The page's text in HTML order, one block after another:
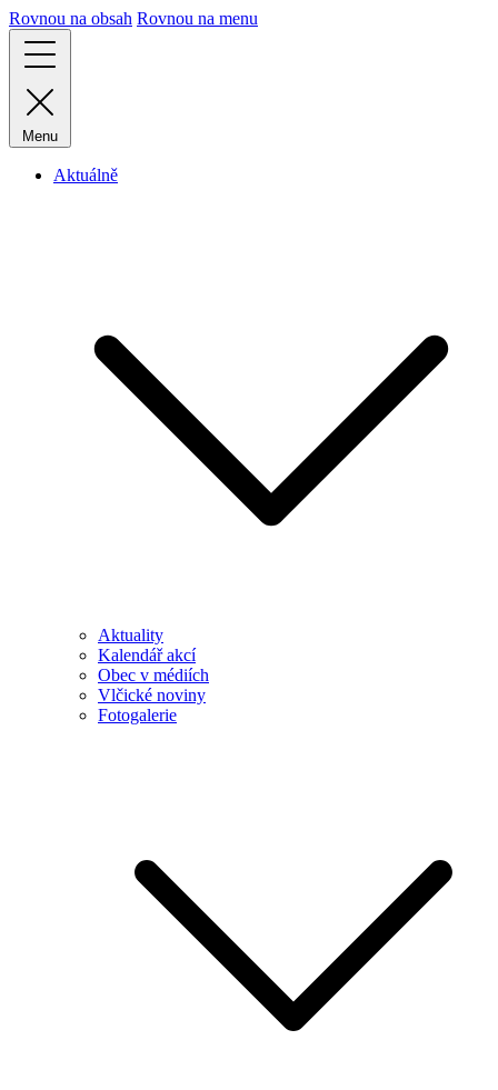
Rovnou na obsah Rovnou na menu
Menu
Aktuálně
Aktuality
Kalendář akcí
Obec v médiích
Vlčické noviny
Fotogalerie